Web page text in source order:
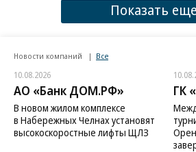
Показать еще
Новости компаний Все
10.08.2026
АО «Банк ДОМ.РФ»
В новом жилом комплексе
в Набережных Челнах установят
высокоскоростные лифты ЩЛЗ
ГК